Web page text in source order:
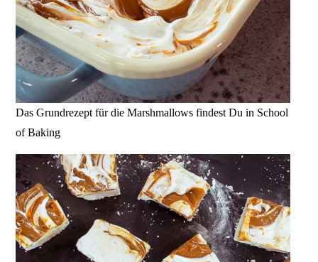
Das Grundrezept für die Marshmallows findest Du in School
of Baking